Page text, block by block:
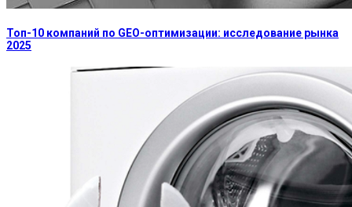
Топ-10 компаний по GEO-оптимизации: исследование рынка
2025